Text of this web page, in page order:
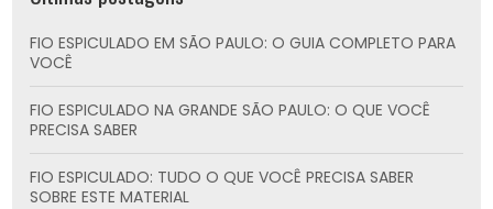
FIO ESPICULADO EM SÃO PAULO: O GUIA COMPLETO PARA
VOCÊ
FIO ESPICULADO NA GRANDE SÃO PAULO: O QUE VOCÊ
PRECISA SABER
FIO ESPICULADO: TUDO O QUE VOCÊ PRECISA SABER
SOBRE ESTE MATERIAL